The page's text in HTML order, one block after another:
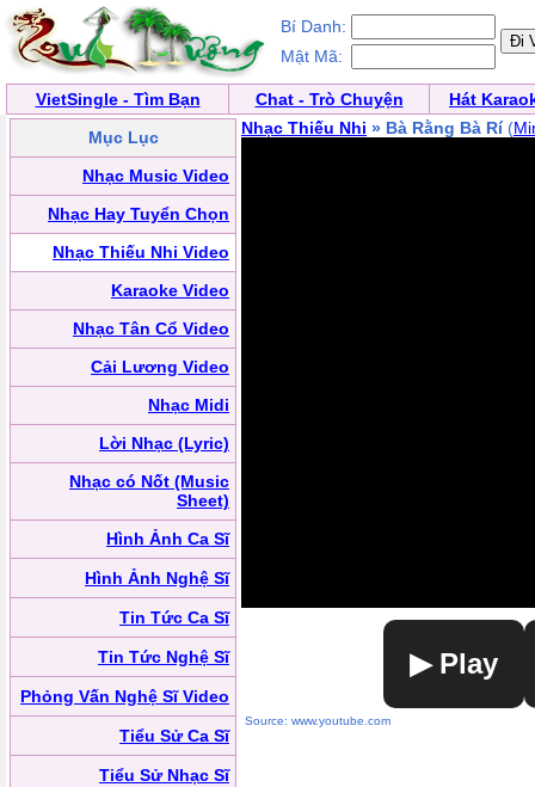
Bí Danh:
Mật Mã:
VietSingle - Tìm Bạn Chat - Trò Chuyện
Hát
Mục Lục
Nhạc Music Video
Nhạc Hay Tuyển Chọn
Nhạc Thiếu Nhi Video
Karaoke Video
Nhạc Tân Cổ Video
Cải Lương Video
Nhạc Midi
Lời Nhạc (Lyric)
Nhạc có Nốt (Music
Sheet)
Hình Ảnh Ca Sĩ
Hình Ảnh Nghệ Sĩ
Tin Tức Ca Sĩ
Tin Tức Nghệ Sĩ
Phỏng Vấn Nghệ Sĩ Video
Tiểu Sử Ca Sĩ
Tiểu Sử Nhạc Sĩ
Nhạc Thiếu Nhi » Bà Rằng Bà Rí (
▶ Play
Source: www.youtube.com